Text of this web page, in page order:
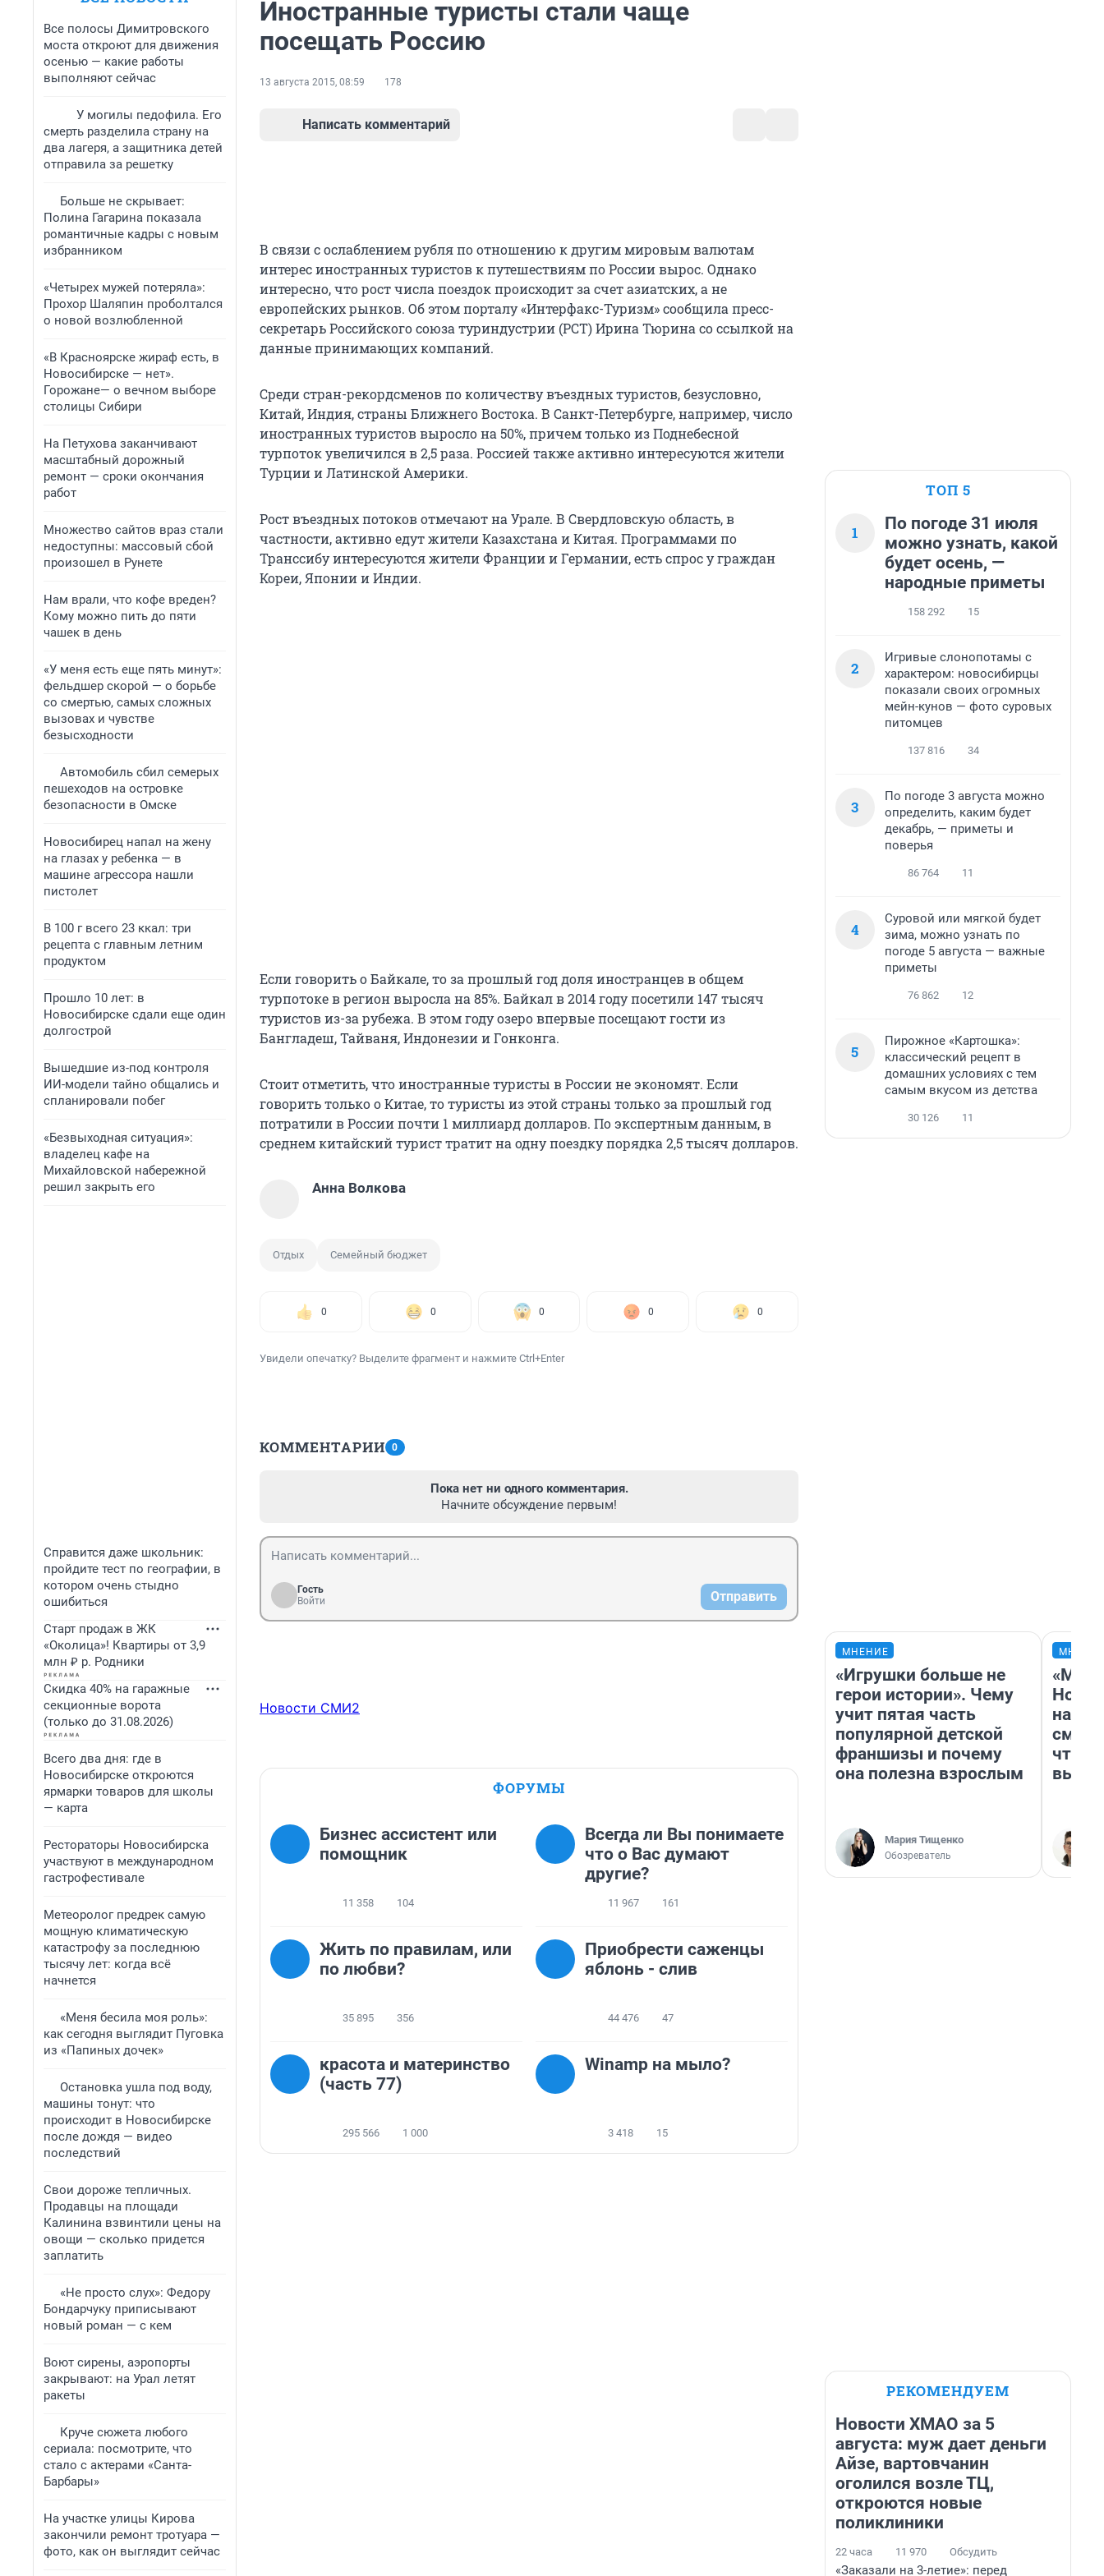
Все полосы Димитровского
моста откроют для движения
осенью — какие работы
выполняют сейчас
У могилы педофила. Его
смерть разделила страну на
два лагеря, а защитника детей
отправила за решетку
Больше не скрывает:
Полина Гагарина показала
романтичные кадры с новым
избранником
«Четырех мужей потеряла»:
Прохор Шаляпин проболтался
о новой возлюбленной
«В Красноярске жираф есть, в
Новосибирске — нет».
Горожане— о вечном выборе
столицы Сибири
На Петухова заканчивают
масштабный дорожный
ремонт — сроки окончания
работ
Множество сайтов враз стали
недоступны: массовый сбой
произошел в Рунете
Нам врали, что кофе вреден?
Кому можно пить до пяти
чашек в день
«У меня есть еще пять минут»:
фельдшер скорой — о борьбе
со смертью, самых сложных
вызовах и чувстве
безысходности
Автомобиль сбил семерых
пешеходов на островке
безопасности в Омске
Новосибирец напал на жену
на глазах у ребенка — в
машине агрессора нашли
пистолет
В 100 г всего 23 ккал: три
рецепта с главным летним
продуктом
Прошло 10 лет: в
Новосибирске сдали еще один
долгострой
Вышедшие из-под контроля
ИИ-модели тайно общались и
спланировали побег
«Безвыходная ситуация»:
владелец кафе на
Михайловской набережной
решил закрыть его
Справится даже школьник:
пройдите тест по географии, в
котором очень стыдно
ошибиться
Старт продаж в ЖК
«Околица»! Квартиры от 3,9
млн ₽ р. Родники
Скидка 40% на гаражные
секционные ворота
(только до 31.08.2026)
Всего два дня: где в
Новосибирске откроются
ярмарки товаров для школы
— карта
Рестораторы Новосибирска
участвуют в международном
гастрофестивале
Метеоролог предрек самую
мощную климатическую
катастрофу за последнюю
тысячу лет: когда всё
начнется
«Меня бесила моя роль»:
как сегодня выглядит Пуговка
из «Папиных дочек»
Остановка ушла под воду,
машины тонут: что
происходит в Новосибирске
после дождя — видео
последствий
Свои дороже тепличных.
Продавцы на площади
Калинина взвинтили цены на
овощи — сколько придется
заплатить
«Не просто слух»: Федору
Бондарчуку приписывают
новый роман — с кем
Воют сирены, аэропорты
закрывают: на Урал летят
ракеты
Круче сюжета любого
сериала: посмотрите, что
стало с актерами «Санта-
Барбары»
На участке улицы Кирова
закончили ремонт тротуара —
фото, как он выглядит сейчас
Иностранные туристы стали чаще
посещать Россию
13 августа 2015, 08:59 178
Написать комментарий
В связи с ослаблением рубля по отношению к другим мировым валютам
интерес иностранных туристов к путешествиям по России вырос. Однако
интересно, что рост числа поездок происходит за счет азиатских, а не
европейских рынков. Об этом порталу «Интерфакс-Туризм» сообщила пресс-
секретарь Российского союза туриндустрии (РСТ) Ирина Тюрина со ссылкой на
данные принимающих компаний.
Среди стран-рекордсменов по количеству въездных туристов, безусловно,
Китай, Индия, страны Ближнего Востока. В Санкт-Петербурге, например, число
иностранных туристов выросло на 50%, причем только из Поднебесной
турпоток увеличился в 2,5 раза. Россией также активно интересуются жители
Турции и Латинской Америки.
Рост въездных потоков отмечают на Урале. В Свердловскую область, в
частности, активно едут жители Казахстана и Китая. Программами по
Транссибу интересуются жители Франции и Германии, есть спрос у граждан
Кореи, Японии и Индии.
Если говорить о Байкале, то за прошлый год доля иностранцев в общем
турпотоке в регион выросла на 85%. Байкал в 2014 году посетили 147 тысяч
туристов из-за рубежа. В этом году озеро впервые посещают гости из
Бангладеш, Тайваня, Индонезии и Гонконга.
Стоит отметить, что иностранные туристы в России не экономят. Если
говорить только о Китае, то туристы из этой страны только за прошлый год
потратили в России почти 1 миллиард долларов. По экспертным данным, в
среднем китайский турист тратит на одну поездку порядка 2,5 тысяч долларов.
Анна Волкова
Отдых Семейный бюджет
0 0 0 0 0
Увидели опечатку? Выделите фрагмент и нажмите Ctrl+Enter
КОММЕНТАРИИ 0
Пока нет ни одного комментария.
Начните обсуждение первым!
Гость
Войти
Отправить
Новости СМИ2
ФОРУМЫ
Бизнес ассистент или
помощник
11 358 104
Всегда ли Вы понимаете
что о Вас думают
другие?
11 967 161
Жить по правилам, или
по любви?
35 895 356
Приобрести саженцы
яблонь - слив
44 476 47
красота и материнство
(часть 77)
295 566 1 000
Winamp на мыло?
3 418 15
ТОП 5
1
По погоде 31 июля
можно узнать, какой
будет осень, —
народные приметы
158 292 15
2
Игривые слонопотамы с
характером: новосибирцы
показали своих огромных
мейн-кунов — фото суровых
питомцев
137 816 34
3
По погоде 3 августа можно
определить, каким будет
декабрь, — приметы и
поверья
86 764 11
4
Суровой или мягкой будет
зима, можно узнать по
погоде 5 августа — важные
приметы
76 862 12
5
Пирожное «Картошка»:
классический рецепт в
домашних условиях с тем
самым вкусом из детства
30 126 11
МНЕНИЕ
«Игрушки больше не
герои истории». Чему
учит пятая часть
популярной детской
франшизы и почему
она полезна взрослым
Мария Тищенко
Обозреватель
«Мы
РЕКОМЕНДУЕМ
Новости ХМАО за 5
августа: муж дает деньги
Айзе, вартовчанин
оголился возле ТЦ,
откроются новые
поликлиники
22 часа 11 970 Обсудить
«Заказали на 3-летие»: перед